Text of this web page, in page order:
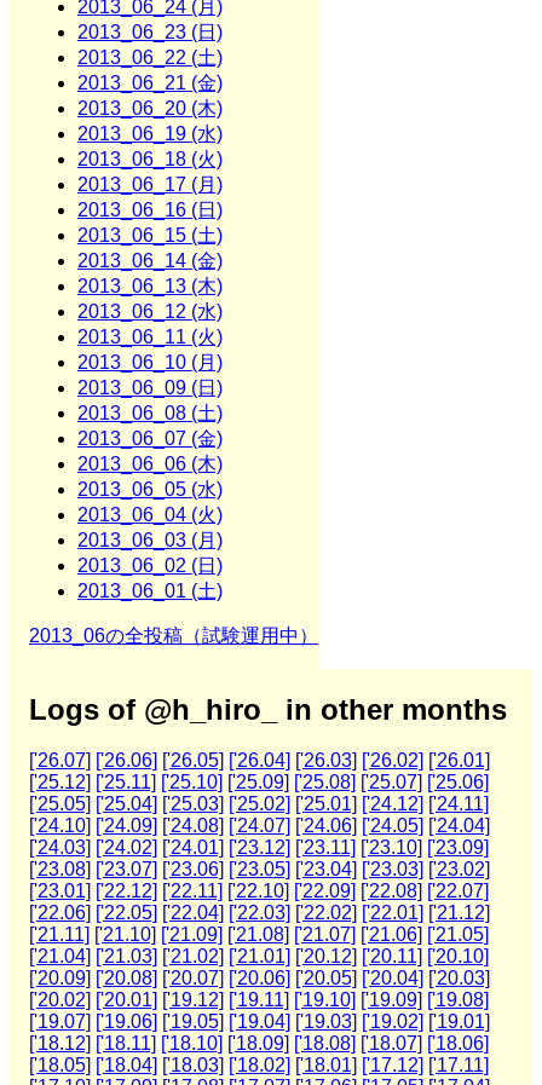
2013_06_24 (月)
2013_06_23 (日)
2013_06_22 (土)
2013_06_21 (金)
2013_06_20 (木)
2013_06_19 (水)
2013_06_18 (火)
2013_06_17 (月)
2013_06_16 (日)
2013_06_15 (土)
2013_06_14 (金)
2013_06_13 (木)
2013_06_12 (水)
2013_06_11 (火)
2013_06_10 (月)
2013_06_09 (日)
2013_06_08 (土)
2013_06_07 (金)
2013_06_06 (木)
2013_06_05 (水)
2013_06_04 (火)
2013_06_03 (月)
2013_06_02 (日)
2013_06_01 (土)
2013_06の全投稿（試験運用中）
Logs of @h_hiro_ in other months
['26.07] ['26.06] ['26.05] ['26.04] ['26.03] ['26.02] ['26.01]
['25.12] ['25.11] ['25.10] ['25.09] ['25.08] ['25.07] ['25.06]
['25.05] ['25.04] ['25.03] ['25.02] ['25.01] ['24.12] ['24.11]
['24.10] ['24.09] ['24.08] ['24.07] ['24.06] ['24.05] ['24.04]
['24.03] ['24.02] ['24.01] ['23.12] ['23.11] ['23.10] ['23.09]
['23.08] ['23.07] ['23.06] ['23.05] ['23.04] ['23.03] ['23.02]
['23.01] ['22.12] ['22.11] ['22.10] ['22.09] ['22.08] ['22.07]
['22.06] ['22.05] ['22.04] ['22.03] ['22.02] ['22.01] ['21.12]
['21.11] ['21.10] ['21.09] ['21.08] ['21.07] ['21.06] ['21.05]
['21.04] ['21.03] ['21.02] ['21.01] ['20.12] ['20.11] ['20.10]
['20.09] ['20.08] ['20.07] ['20.06] ['20.05] ['20.04] ['20.03]
['20.02] ['20.01] ['19.12] ['19.11] ['19.10] ['19.09] ['19.08]
['19.07] ['19.06] ['19.05] ['19.04] ['19.03] ['19.02] ['19.01]
['18.12] ['18.11] ['18.10] ['18.09] ['18.08] ['18.07] ['18.06]
['18.05] ['18.04] ['18.03] ['18.02] ['18.01] ['17.12] ['17.11]